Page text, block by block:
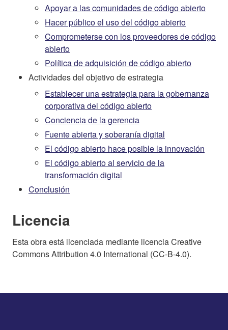
Apoyar a las comunidades de código abierto
Hacer público el uso del código abierto
Comprometerse con los proveedores de código
abierto
Política de adquisición de código abierto
Actividades del objetivo de estrategia
Establecer una estrategia para la gobernanza
corporativa del código abierto
Conciencia de la gerencia
Fuente abierta y soberanía digital
El código abierto hace posible la innovación
El código abierto al servicio de la
transformación digital
Conclusión
Licencia
Esta obra está licenciada mediante licencia Creative
Commons Attribution 4.0 International (CC-B-4.0).